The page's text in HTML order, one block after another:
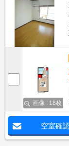
画像 : 18枚
空室確